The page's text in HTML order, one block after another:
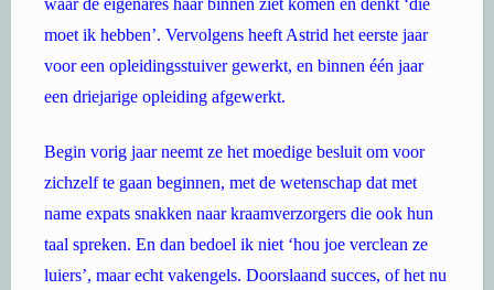
moet ik hebben’. Vervolgens heeft Astrid het eerste jaar
voor een opleidingsstuiver gewerkt, en binnen één jaar
een driejarige opleiding afgewerkt.
Begin vorig jaar neemt ze het moedige besluit om voor
zichzelf te gaan beginnen, met de wetenschap dat met
name expats snakken naar kraamverzorgers die ook hun
taal spreken. En dan bedoel ik niet ‘hou joe verclean ze
luiers’, maar echt vakengels. Doorslaand succes, of het nu